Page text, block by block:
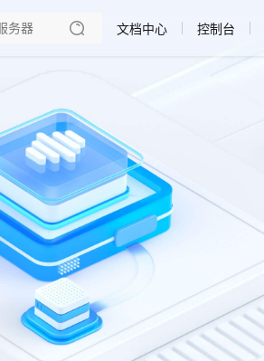
热销推荐
一区 · 精品网
二区 · 精品20M
五区 · 精品大带宽
三区 · 精品20M
文档中心 控制台